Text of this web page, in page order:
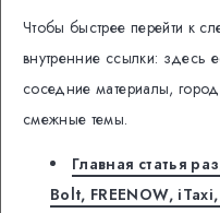
Чтобы быстрее перейти к
внутренние ссылки: здесь
соседние материалы,
смежные темы.
Главная статья
Bolt, FREENOW,